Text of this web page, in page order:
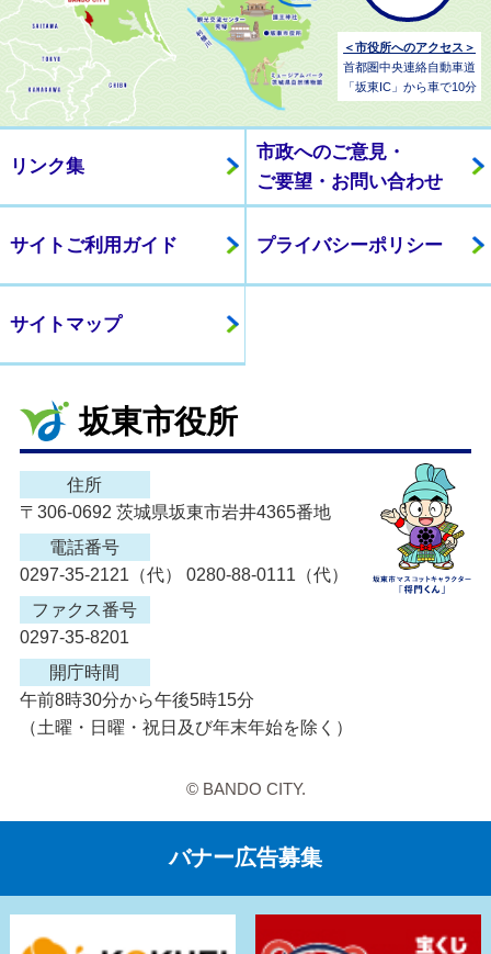
＜市役所へのアクセス＞
首都圏中央連絡自動車道
「坂東IC」から車で10分
リンク集
市政へのご意見・
ご要望・お問い合わせ
サイトご利用ガイド プライバシーポリシー
サイトマップ
坂東市役所
住所
〒306-0692 茨城県坂東市岩井4365番地
電話番号
0297-35-2121（代） 0280-88-0111（代）
ファクス番号
0297-35-8201
開庁時間
午前8時30分から午後5時15分
（土曜・日曜・祝日及び年末年始を除く）
© BANDO CITY.
バナー広告募集